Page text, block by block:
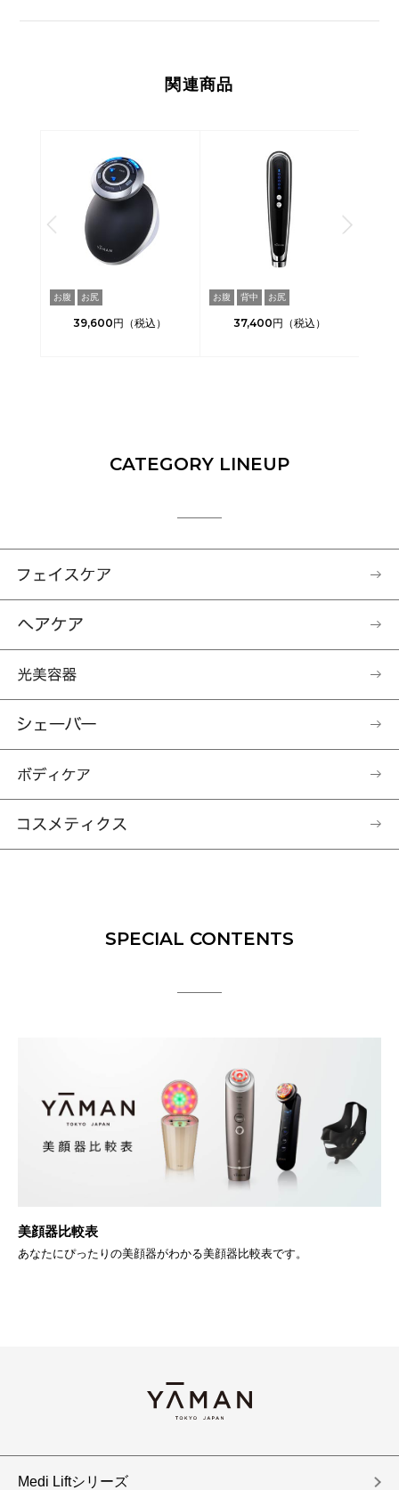
関連商品
お腹 お尻
39,600
お腹 背中 お尻
37,400
CATEGORY LINEUP
SPECIAL CONTENTS
美顔器比較表
あなたにぴったりの美顔器がわかる美顔器比較表です。
Medi Liftシリーズ